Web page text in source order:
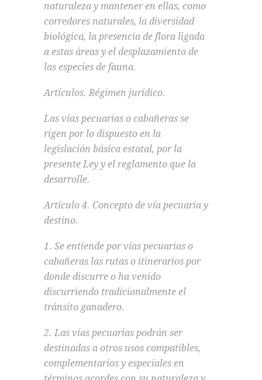
naturaleza y mantener en ellas, como
corredores naturales, la diversidad
biológica, la presencia de flora ligada
a estas áreas y el desplazamiento de
las especies de fauna.
Artículos. Régimen jurídico.
Las vías pecuarias o cabañeras se
rigen por lo dispuesto en la
legislación básica estatal, por la
presente Ley y el reglamento que la
desarrolle.
Artículo 4. Concepto de vía pecuaria y
destino.
1. Se entiende por vías pecuarias o
cabañeras las rutas o itinerarios por
donde discurre o ha venido
discurriendo tradicionalmente el
tránsito ganadero.
2. Las vías pecuarias podrán ser
destinadas a otros usos compatibles,
complementarios y especiales en